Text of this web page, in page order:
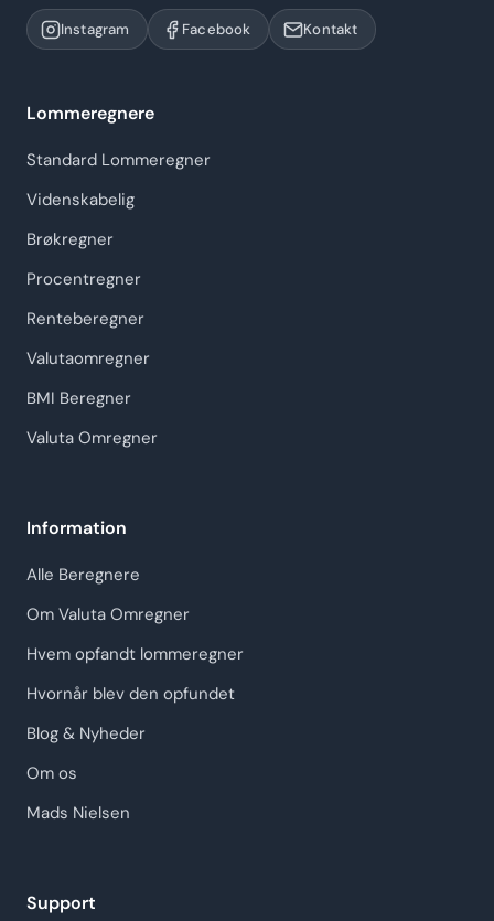
Instagram Facebook Kontakt
Lommeregnere
Standard Lommeregner
Videnskabelig
Brøkregner
Procentregner
Renteberegner
Valutaomregner
BMI Beregner
Valuta Omregner
Information
Alle Beregnere
Om Valuta Omregner
Hvem opfandt lommeregner
Hvornår blev den opfundet
Blog & Nyheder
Om os
Mads Nielsen
Support